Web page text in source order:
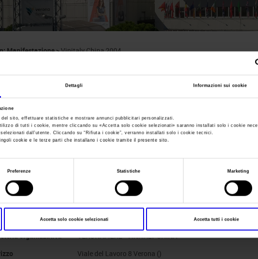
Dettagli Informazioni sui cookie
sito, effettuare statistiche e mostrare annunci pubblicitari personalizzati.
di tutti i cookie, mentre cliccando su «Accetta solo cookie selezionati» saranno installati solo i cookie
dall’utente. Cliccando su “Rifiuta i cookie”, verranno installati solo i cookie tecnici.
cookie e le terze parti che installano i cookie tramite il presente sito.
Preferenze Statistiche Marketing
Accetta solo cookie selezionati Accetta tutti i cookie
Manifestazione>Vinitaly China 2004
China
del vino, olio e prodotto tipico italiano
vinitalychina@veronafiere.it
organizzativa
VERONAFIERE - VINITALY CHINA
Viale del Lavoro 8 Verona ()